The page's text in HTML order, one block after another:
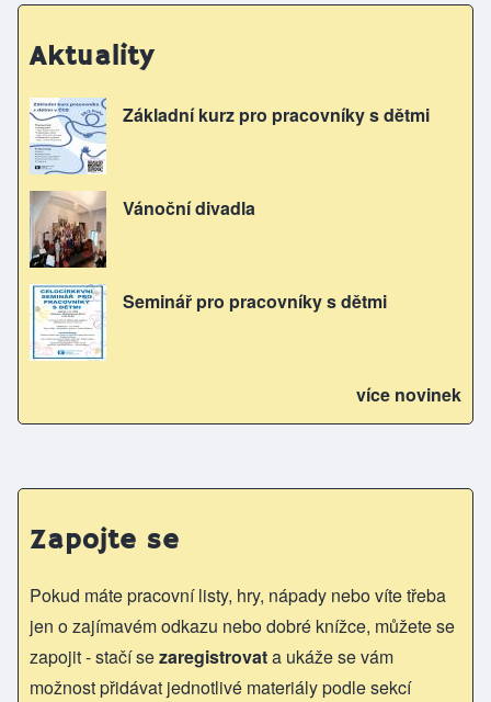
Aktuality
Základní kurz pro pracovníky s dětmi
Vánoční divadla
Seminář pro pracovníky s dětmi
více novinek
Zapojte se
Pokud máte pracovní listy, hry, nápady nebo víte třeba
jen o zajímavém odkazu nebo dobré knížce, můžete se
zapojit - stačí sezaregistrovata ukáže se vám
možnost přidávat jednotlivé materiály podle sekcí